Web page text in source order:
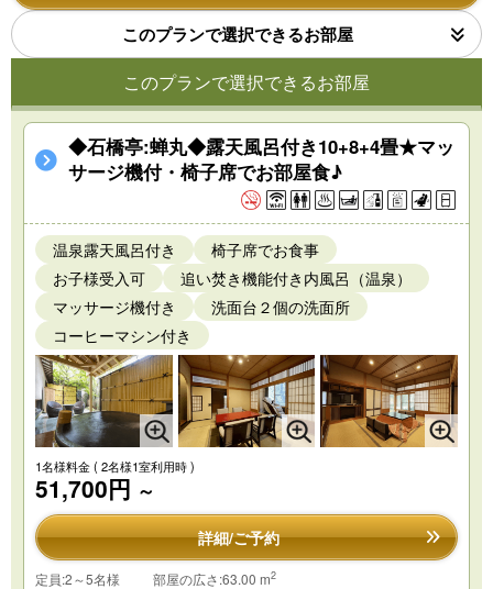
このプランで選択できるお部屋
このプランで選択できるお部屋
◆石橋亭:蝉丸◆露天風呂付き10+8+4畳★マッ
サージ機付・椅子席でお部屋食♪
温泉露天風呂付き
椅子席でお食事
お子様受入可
追い焚き機能付き内風呂（温泉）
マッサージ機付き
洗面台２個の洗面所
コーヒーマシン付き
1名様料金( 2名様1室利用時 )
51,700円 ～
詳細/ご予約
定員:2～5名様 部屋の広さ:63.00 m2